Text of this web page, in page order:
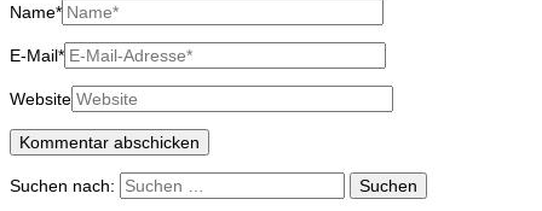
Name*
E-Mail*
Website
Suchen nach: